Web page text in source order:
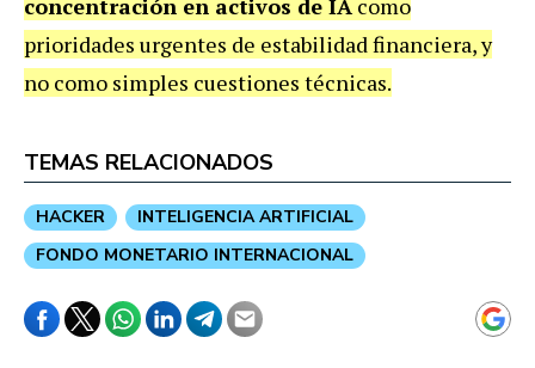
concentración en activos de IA como
prioridades urgentes de estabilidad financiera, y
no como simples cuestiones técnicas.
TEMAS RELACIONADOS
HACKER
INTELIGENCIA ARTIFICIAL
FONDO MONETARIO INTERNACIONAL